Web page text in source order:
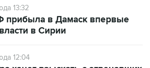
13:32
прибыла в Дамаск впервые
в Сирии
12:04